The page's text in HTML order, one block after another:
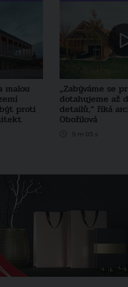
malou
proti
„Zabýváme se
dotahujeme až
detailů,“ říká
Obořilová
9 m 03 s